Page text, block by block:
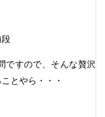
段
ですので、そんな贅沢
とやら・・・